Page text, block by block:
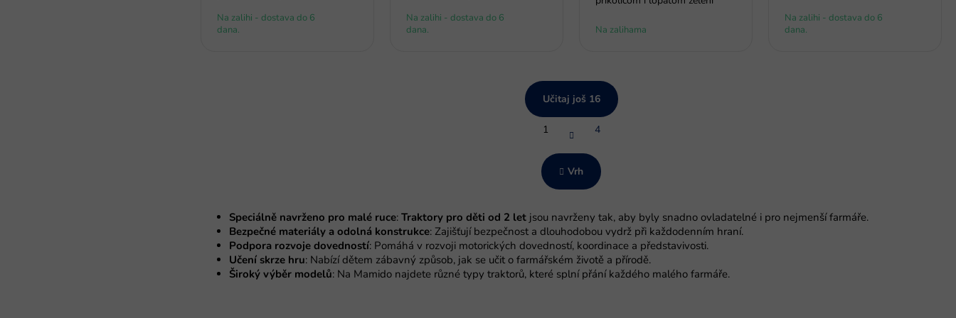
Na zalihi - dostava do 6
dana.
Na zalihi - dostava do 6
dana.
Na zalihama
Na zalihi - dostava do 6
dana.
K
o
n
r
l
e
l
i
s
Učitaj još 16
P
a
i
n
c
j
a
1 4
Vrh
Speciálně navrženo pro malé ruce: Traktory pro děti od 2 let jsou navrženy tak, aby byly snadno ovladatelné i pro nejmenší farmáře.
Bezpečné materiály a odolná konstrukce: Zajišťují bezpečnost a dlouhodobou vydrž při každodenním hraní.
Podpora rozvoje dovedností: Pomáhá v rozvoji motorických dovedností, koordinace a představivosti.
Učení skrze hru: Nabízí dětem zábavný způsob, jak se učit o farmářském životě a přírodě.
Široký výběr modelů: Na Mamido najdete různé typy traktorů, které splní přání každého malého farmáře.